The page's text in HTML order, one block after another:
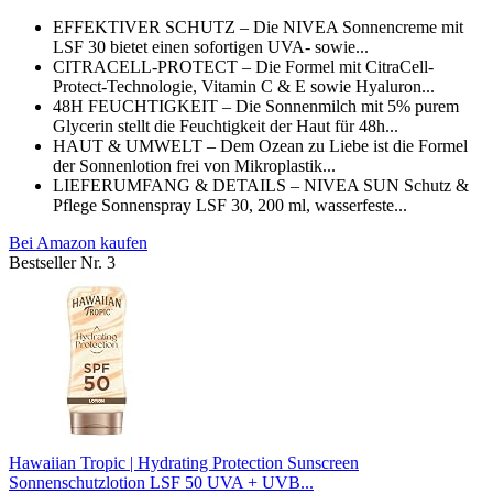
EFFEKTIVER SCHUTZ – Die NIVEA Sonnencreme mit
LSF 30 bietet einen sofortigen UVA- sowie...
CITRACELL-PROTECT – Die Formel mit CitraCell-
Protect-Technologie, Vitamin C & E sowie Hyaluron...
48H FEUCHTIGKEIT – Die Sonnenmilch mit 5% purem
Glycerin stellt die Feuchtigkeit der Haut für 48h...
HAUT & UMWELT – Dem Ozean zu Liebe ist die Formel
der Sonnenlotion frei von Mikroplastik...
LIEFERUMFANG & DETAILS – NIVEA SUN Schutz &
Pflege Sonnenspray LSF 30, 200 ml, wasserfeste...
Bei Amazon kaufen
Bestseller Nr. 3
Hawaiian Tropic | Hydrating Protection Sunscreen
Sonnenschutzlotion LSF 50 UVA + UVB...